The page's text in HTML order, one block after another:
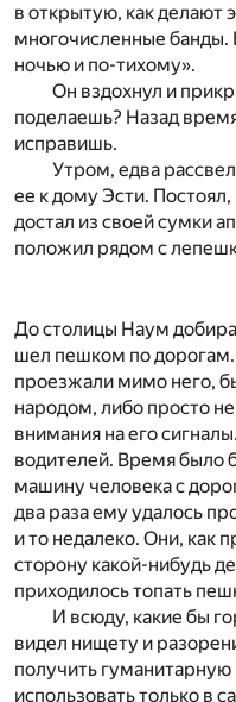
в открытую, как делают
многочисленные банды.
ночью и по-тихому».
Он вздохнул и
поделаешь? Назад
исправишь.
Утром, едва
ее к дому Эсти.
достал из своей сумки
положил рядом с
До столицы Наум
шел пешком по
проезжали мимо него,
народом, либо просто
внимания на его
водителей. Время было
машину человека с
два раза ему удалось
и то недалеко. Они, как
сторону какой-нибудь
приходилось топать
И всюду, какие бы
видел нищету и
получить
использовать только в